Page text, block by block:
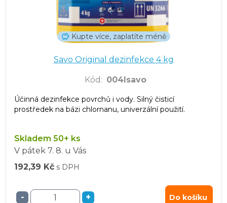
Kupte více, zaplatíte méně
Savo Original dezinfekce 4 kg
Kód : 004lsavo
Účinná dezinfekce povrchů i vody. Silný čisticí
prostředek na bázi chlornanu, univerzální použití.
Skladem 50+ ks
V pátek 7. 8. u Vás
192,39 Kč s DPH
- + Do košíku